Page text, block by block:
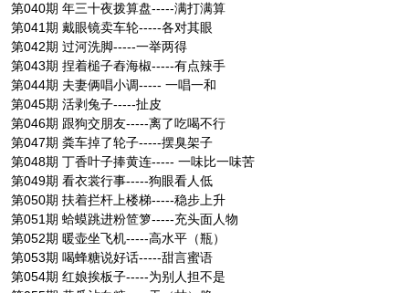
第040期 年三十夜拨算盘-----满打满算
第041期 戴眼镜卖车轮-----各对其眼
第042期 过河洗脚-----一举两得
第043期 捏着槌子舂海椒-----有点辣手
第044期 夫妻俩唱小调----- 一唱一和
第045期 活剥兔子-----扯皮
第046期 跟狗交朋友-----离了吃喝不行
第047期 粪车掉了轮子-----摆臭架子
第048期 丁香叶子捧黄连----- 一味比一味苦
第049期 看衣裳行事-----狗眼看人低
第050期 扶着拦杆上楼梯-----稳步上升
第051期 蛤蟆跳进粉笸箩-----充头面人物
第052期 暖壶坐飞机-----高水平（瓶）
第053期 喝蜂糖说好话-----甜言蜜语
第054期 红娘挨板子-----为别人担不是